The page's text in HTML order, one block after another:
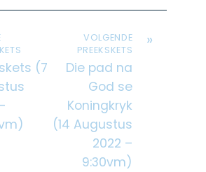
(7
»
VOLGENDE
PREEKSKETS
Die pad na
God se
Koningkryk
(14 Augustus
2022 –
9:30vm)